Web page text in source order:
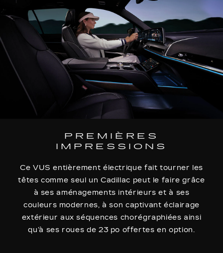
PREMIÈRES
IMPRESSIONS
Ce VUS entièrement électrique fait tourner les
têtes comme seul un Cadillac peut le faire grâce
à ses aménagements intérieurs et à ses
couleurs modernes, à son captivant éclairage
extérieur aux séquences chorégraphiées ainsi
qu’à ses roues de 23 po offertes en option.